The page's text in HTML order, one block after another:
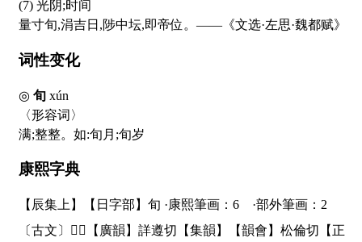
(7) 光阴;时间
量寸旬,涓吉日,陟中坛,即帝位。——《文选·左思·魏都赋》
词性变化
旬 xún
〈形容词〉
满;整整。如:旬月;旬岁
康熙字典
【辰集上】【日字部】旬 ·康熙筆画：6 ·部外筆画：2
〔古文〕
𠣙 𠣡
【廣韻】詳遵切【集韻】【韻會】松倫切【正